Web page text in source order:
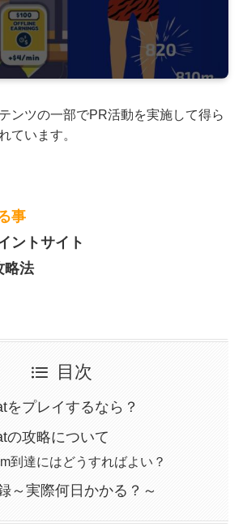
ンツの一部でPR活動を実施して得ら
ています。
事
ントサイト
略法
目次
をプレイするなら？
の攻略について
到達にはどうすればよい？
～実際何日かかる？～